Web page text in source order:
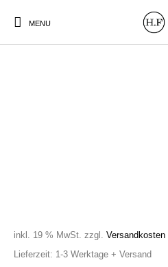
MENU
Poster&Notizbücher
für den Kopf
inkl. 19 % MwSt. zzgl.Versandkosten
Lieferzeit: 1-3 Werktage + Versand